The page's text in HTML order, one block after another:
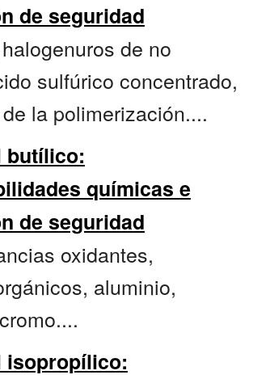
de seguridad
de no
sulfúrico concentrado,
la polimerización....
butílico:
químicas e
de seguridad
oxidantes,
aluminio,
isopropílico: